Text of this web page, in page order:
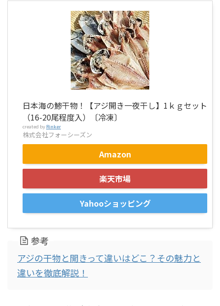
日本海の鯵干物！【アジ開き一夜干し】1ｋｇセット
（16-20尾程度入）〔冷凍〕
created by Rinker
株式会社フォーシーズン
Amazon
楽天市場
Yahooショッピング
参考
アジの干物と開きって違いはどこ？その魅力と
違いを徹底解説！